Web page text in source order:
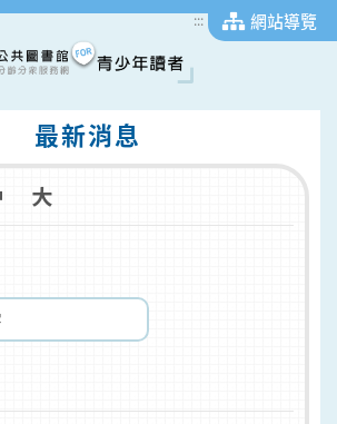
::: 網站導覽
最新消息